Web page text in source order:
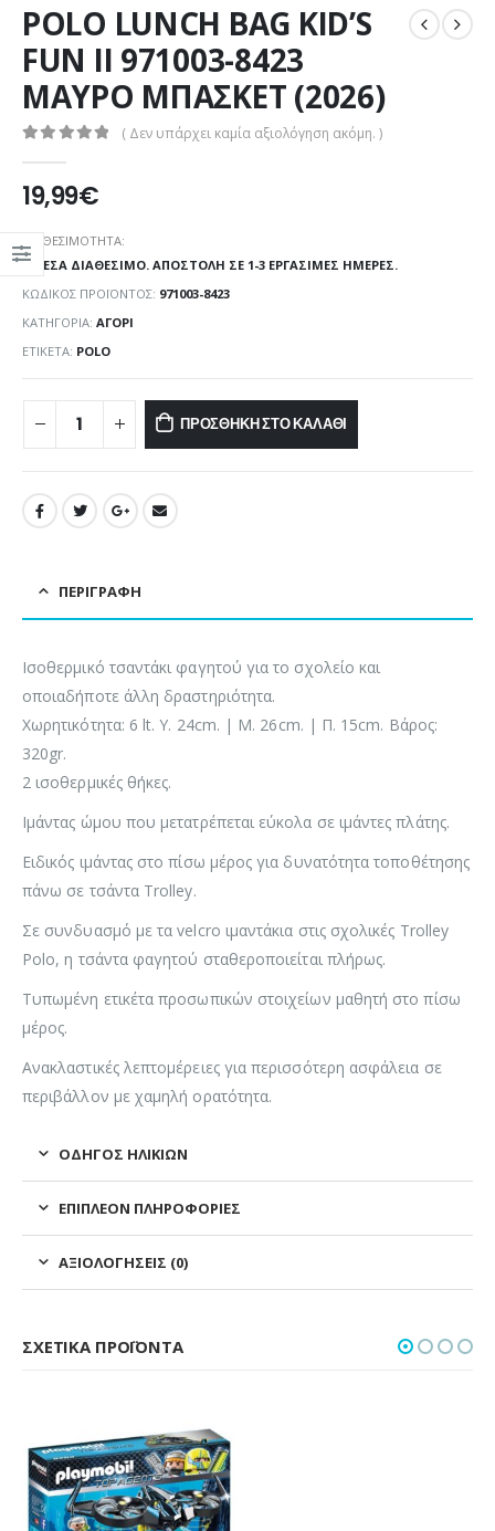
POLO LUNCH BAG KID’S
FUN II 971003-8423
ΜΑΥΡΟ ΜΠΑΣΚΕΤ (2026)
( Δεν υπάρχει καμία αξιολόγηση ακόμη. )
19,99€
ΔΙΑΘΕΣΙΜΌΤΗΤΑ:
ΆΜΕΣΑ ΔΙΑΘΈΣΙΜΟ. ΑΠΟΣΤΟΛΉ ΣΕ 1-3 ΕΡΓΆΣΙΜΕΣ ΗΜΈΡΕΣ.
ΚΩΔΙΚΌΣ ΠΡΟΪΌΝΤΟΣ: 971003-8423
ΚΑΤΗΓΟΡΊΑ: ΑΓΌΡΙ
ΕΤΙΚΈΤΑ: POLO
ΠΡΟΣΘΉΚΗ ΣΤΟ ΚΑΛΆΘΙ
ΠΕΡΙΓΡΑΦΉ
Ισοθερμικό τσαντάκι φαγητού για το σχολείο και
οποιαδήποτε άλλη δραστηριότητα.
Χωρητικότητα: 6 lt. Υ. 24cm. | Μ. 26cm. | Π. 15cm. Βάρος:
320gr.
2 ισοθερμικές θήκες.
Ιμάντας ώμου που μετατρέπεται εύκολα σε ιμάντες πλάτης.
Ειδικός ιμάντας στο πίσω μέρος για δυνατότητα τοποθέτησης
πάνω σε τσάντα Trolley.
Σε συνδυασμό με τα velcro ιμαντάκια στις σχολικές Trolley
Polo, η τσάντα φαγητού σταθεροποιείται πλήρως.
Τυπωμένη ετικέτα προσωπικών στοιχείων μαθητή στο πίσω
μέρος.
Ανακλαστικές λεπτομέρειες για περισσότερη ασφάλεια σε
περιβάλλον με χαμηλή ορατότητα.
ΟΔΗΓΌΣ ΗΛΙΚΙΏΝ
ΕΠΙΠΛΈΟΝ ΠΛΗΡΟΦΟΡΊΕΣ
ΑΞΙΟΛΟΓΉΣΕΙΣ (0)
ΣΧΕΤΙΚΆ ΠΡΟΪΌΝΤΑ